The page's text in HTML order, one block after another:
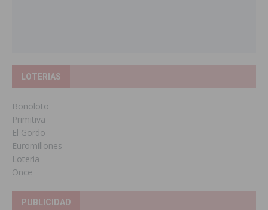
LOTERIAS
Bonoloto
Primitiva
El Gordo
Euromillones
Loteria
Once
PUBLICIDAD